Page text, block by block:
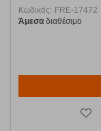
Κωδικός: FRE-17472
Άμεσα διαθέσιμο